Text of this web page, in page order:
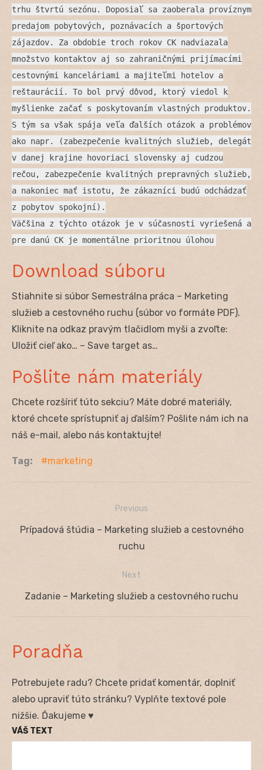
trhu štvrtú sezónu. Doposiaľ sa zaoberala províznym
predajom pobytových, poznávacích a športových
zájazdov. Za obdobie troch rokov CK nadviazala
množstvo kontaktov aj so zahraničnými prijímacími
cestovnými kanceláriami a majiteľmi hotelov a
reštaurácií. To bol prvý dôvod, ktorý viedol k
myšlienke začať s poskytovaním vlastných produktov.
S tým sa však spája veľa ďalších otázok a problémov
ako napr. (zabezpečenie kvalitných služieb, delegát
v danej krajine hovoriaci slovensky aj cudzou
rečou, zabezpečenie kvalitných prepravných služieb,
a nakoniec mať istotu, že zákazníci budú odchádzať
z pobytov spokojní).
Väčšina z týchto otázok je v súčasnosti vyriešená a
pre danú CK je momentálne prioritnou úlohou
Download súboru
Stiahnite si súbor Semestrálna práca – Marketing
služieb a cestovného ruchu (súbor vo formáte PDF).
Kliknite na odkaz pravým tlačidlom myši a zvoľte:
Uložiť cieľ ako… – Save target as…
Pošlite nám materiály
Chcete rozšíriť túto sekciu? Máte dobré materiály,
ktoré chcete sprístupniť aj ďalším? Pošlite nám ich na
náš e-mail, alebo nás kontaktujte!
Tag: marketing
Navigácia
Previous
Previous
Prípadová štúdia – Marketing služieb a cestovného
ruchu
Next
Next
Zadanie – Marketing služieb a cestovného ruchu
Poradňa
Potrebujete radu? Chcete pridať komentár, doplniť
alebo upraviť túto stránku? Vyplňte textové pole
nižšie. Ďakujeme ♥
VÁŠ TEXT